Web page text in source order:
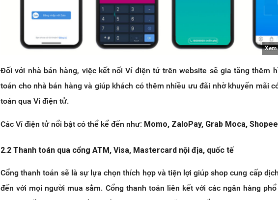
Đối với nhà bán hàng, việc kết nối Ví điện tử trên website sẽ gia tăng thêm
toán cho nhà bán hàng và giúp khách có thêm nhiều ưu đãi nhờ khuyến mãi
toán qua Ví điện tử.
Các Ví điện tử nổi bật có thể kể đến như: Momo, ZaloPay, Grab Moca,
2.2 Thanh toán qua cổng ATM, Visa, Mastercard nội địa, quốc tế
Cổng thanh toán sẽ là sự lựa chọn thích hợp và tiện lợi giúp shop cung cấp
đến với mọi người mua sắm. Cổng thanh toán liên kết với các ngân hàng